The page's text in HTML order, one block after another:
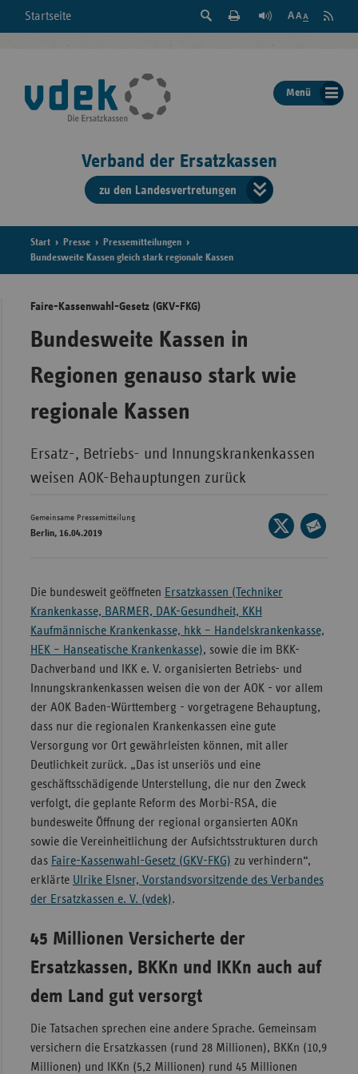
Startseite
Suche
der
Seite
Feed
Menü
Verband der Ersatzkassen
zu den Landesvertretungen
der
Hessen
Start Presse
Pressemitteilungen
Bundesweite Kassen gleich stark regionale Kassen
Faire-Kassenwahl-Gesetz (GKV-FKG)
Bundesweite Kassen in
Regionen genauso stark wie
regionale Kassen
Ersatz-, Betriebs- und Innungskrankenkassen
weisen AOK-Behauptungen zurück
Gemeinsame Pressemitteilung
Berlin, 16.04.2019
Seite
auf
Die bundesweit geöffneten Ersatzkassen (Techniker
Krankenkasse, BARMER, DAK-Gesundheit, KKH
Kaufmännische Krankenkasse, hkk – Handelskrankenkasse,
HEK – Hanseatische Krankenkasse), sowie die im BKK-
Dachverband und IKK e. V. organisierten Betriebs- und
Innungskrankenkassen weisen die von der AOK - vor allem
der AOK Baden-Württemberg - vorgetragene Behauptung,
dass nur die regionalen Krankenkassen eine gute
Versorgung vor Ort gewährleisten können, mit aller
Deutlichkeit zurück. „Das ist unseriös und eine
geschäftsschädigende Unterstellung, die nur den Zweck
verfolgt, die geplante Reform des Morbi-RSA, die
bundesweite Öffnung der regional organsierten AOKn
sowie die Vereinheitlichung der Aufsichtsstrukturen durch
das Faire-Kassenwahl-Gesetz (GKV-FKG) zu verhindern“,
erklärte Ulrike Elsner, Vorstandsvorsitzende des Verbandes
der Ersatzkassen e. V. (vdek).
45 Millionen Versicherte der
Ersatzkassen, BKKn und IKKn auch auf
dem Land gut versorgt
Die Tatsachen sprechen eine andere Sprache. Gemeinsam
versichern die Ersatzkassen (rund 28 Millionen), BKKn (10,9
Millionen) und IKKn (5,2 Millionen) rund 45 Millionen